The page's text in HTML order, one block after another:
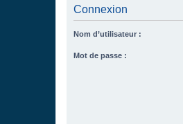
Connexion
Nom d’utilisateur :
Mot de passe :